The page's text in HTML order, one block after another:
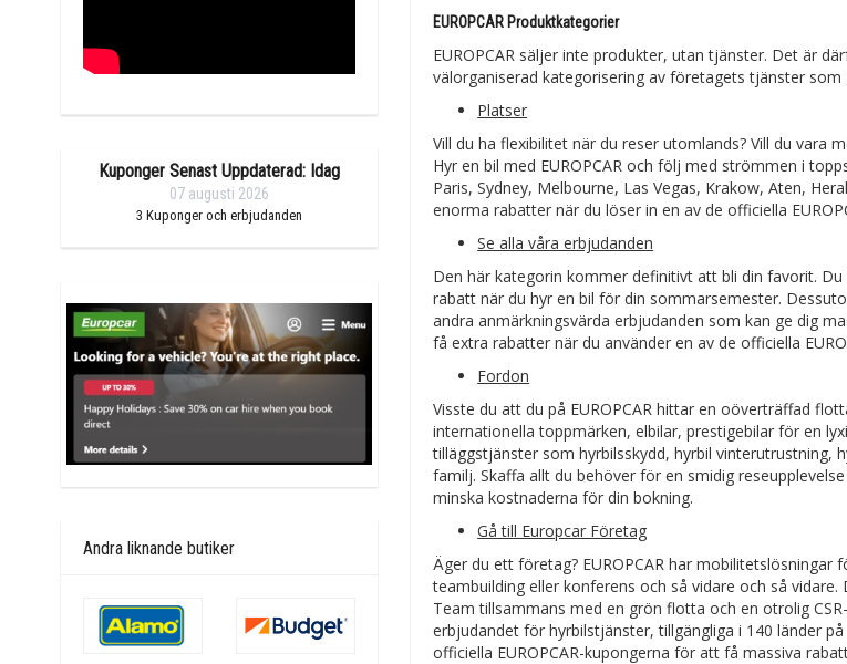
EUROPCAR Produktkategorier
EUROPCAR säljer inte produkter, utan tjänster. Det är
välorganiserad kategorisering av företagets tjänster
Platser
Vill du ha flexibilitet när du reser utomlands? Vill du vara
Hyr en bil med EUROPCAR och följ med strömmen i
Paris, Sydney, Melbourne, Las Vegas, Krakow, Aten,
enorma rabatter när du löser in en av de officiella
Se alla våra erbjudanden
Den här kategorin kommer definitivt att bli din favorit.
rabatt när du hyr en bil för din sommarsemester.
andra anmärkningsvärda erbjudanden som kan ge dig
få extra rabatter när du använder en av de officiella
Fordon
Visste du att du på EUROPCAR hittar en oöverträffad
internationella toppmärken, elbilar, prestigebilar för en
tilläggstjänster som hyrbilsskydd, hyrbil vinterutrustning,
familj. Skaffa allt du behöver för en smidig
minska kostnaderna för din bokning.
Gå till Europcar Företag
Äger du ett företag? EUROPCAR har
teambuilding eller konferens och så vidare och så
Team tillsammans med en grön flotta och en otrolig
erbjudandet för hyrbilstjänster, tillgängliga i 140 länder
officiella EUROPCAR-kupongerna för att få massiva
Kuponger Senast Uppdaterad: Idag
07 augusti 2026
3 Kuponger och erbjudanden
Andra liknande butiker